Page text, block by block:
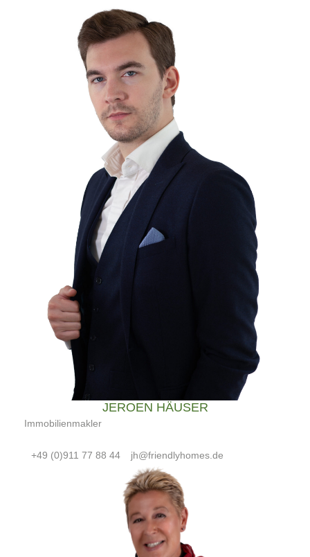
JEROEN HÄUSER
Immobilienmakler
+49 (0)911 77 88 44 jh@friendlyhomes.de